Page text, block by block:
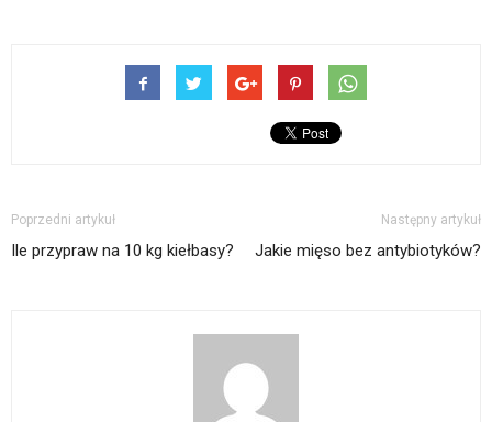
Poprzedni artykuł
Ile przypraw na 10 kg kiełbasy?
Następny artykuł
Jakie mięso bez antybiotyków?